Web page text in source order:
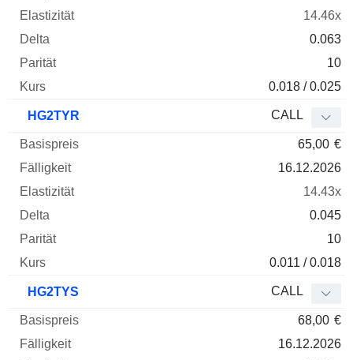
14.46x
0.063
10
0.018 / 0.025
HG2TYR CALL
65,00 €
16.12.2026
14.43x
0.045
10
0.011 / 0.018
HG2TYS CALL
68,00 €
16.12.2026